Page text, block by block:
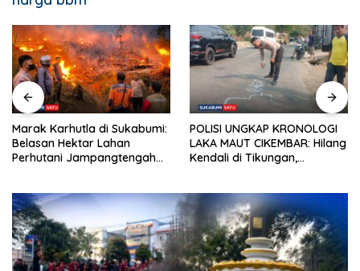
POLISI UNGKAP KRONOLOGI
LAKA MAUT CIKEMBAR: Hilang
Kendali di Tikungan,
KECELAKAAN MAUT
CIKEMBAR: Kronologi
Lengkap Korban Terpental
Sekarwangi